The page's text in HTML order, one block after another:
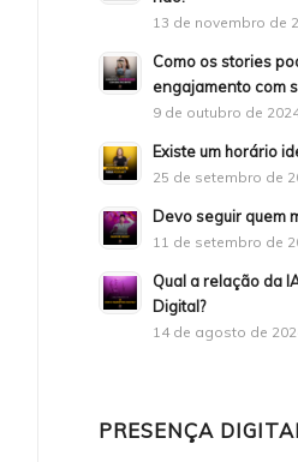
13 de novembro de
Como os stories
engajamento com
9 de outubro de
Existe um horário
25 de setembro de
Devo seguir quem
11 de setembro de
Qual a relação da
Digital?
14 de agosto de
PRESENÇA